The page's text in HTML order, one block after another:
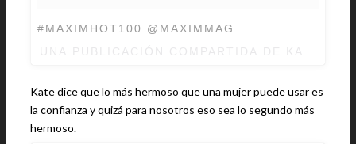
#MAXIMHOT100 @MAXIMMAG
Kate dice que lo más hermoso que una mujer puede usar es
la confianza y quizá para nosotros eso sea lo segundo más
hermoso.